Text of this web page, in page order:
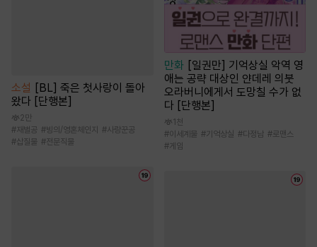
소설
[BL] 죽은 첫사랑이 돌아
왔다 [단행본]
2만
# 재벌공 #빙의/영혼체인지 #사랑꾼공
#삽질물 #전문직물
만화 [일권만] 기억상실 악역 영
애는 공략 대상인 얀데레 의붓
오라버니에게서 도망칠 수가 없
다 [단행본]
1천
#이세계물 #기억상실 #다정남 #로맨스
#게임